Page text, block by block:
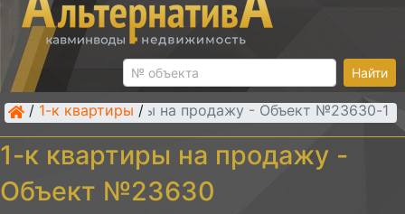
Найти
/ 1-к квартиры / 1-к квартиры на продажу - Объект №23630
1-к квартиры на продажу -
Объект №23630